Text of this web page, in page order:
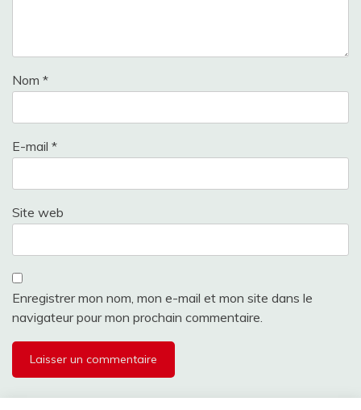
Nom *
E-mail *
Site web
Enregistrer mon nom, mon e-mail et mon site dans le
navigateur pour mon prochain commentaire.